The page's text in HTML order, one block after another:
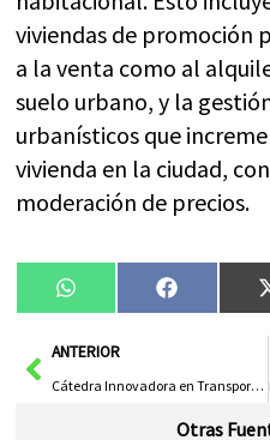
viviendas de promoción
a la venta como al
suelo urbano, y la
urbanísticos que
vivienda en la ciudad,
moderación de precios.
Compartir
en
WhatsApp
en
AntANTERIOR
Cátedra Innovadora en Transporte a Demanda Mejorará Eficiencia en C-LM
Otras